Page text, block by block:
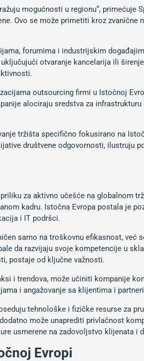
mogućnosti u regionu“, primećuje
Ovo se može primetiti kroz
forumima i industrijskim
otvaranje kancelarija ili
outsourcing firmi u Istočnoj
alociraju sredstva za
tržišta specifično fokusirano na
društvene odgovornosti, ilustruju
za aktivno učešće na globalnom
kadru. Istočna Evropa postala je
i IT podršci.
samo na troškovnu efikasnost,
da razvijaju svoje kompetencije u
postaje od ključne važnosti.
i trendova, može učiniti kompanije
i angažovanje sa klijentima i
tehnološke i fizičke resurse za
može unaprediti privlačnost
usmerene na zadovoljstvo klijenata
Evropi